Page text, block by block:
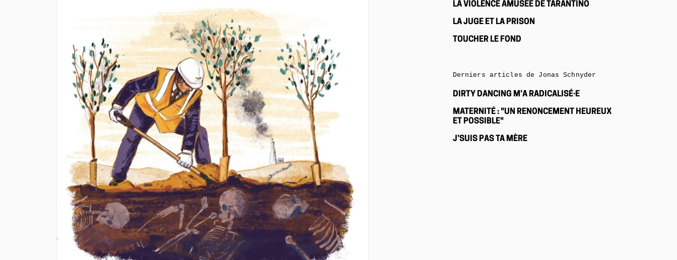
LA VIOLENCE AMUSÉE DE TARANTINO
LA JUGE ET LA PRISON
TOUCHER LE FOND
Derniers articles de Jonas Schnyder
DIRTY DANCING M’A RADICALISÉ·E
MATERNITÉ : "UN RENONCEMENT HEUREUX
ET POSSIBLE"
J’SUIS PAS TA MÈRE